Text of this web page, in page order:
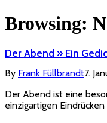
Browsing:
Der Abend » Ein
By Frank Füllbrandt7.
Der Abend ist eine
einzigartigen